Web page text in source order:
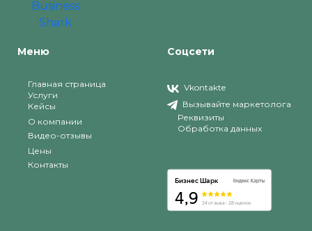
Меню
Главная страница
Услуги
Кейсы
О компании
Видео-отзывы
Цены
Контакты
Соцсети
Vkontakte
Вызывайте маркетолога
Реквизиты
Обработка данных